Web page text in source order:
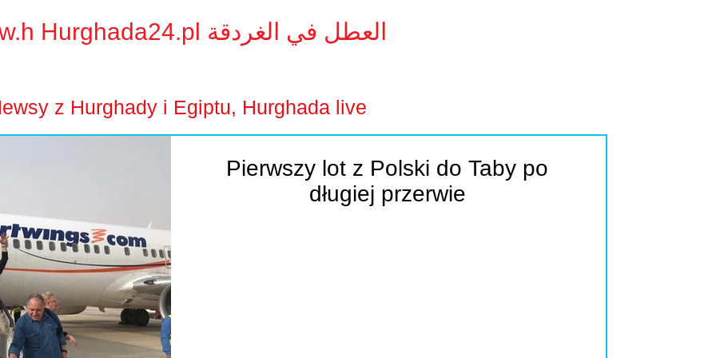
Hurghada24.pl العطل في الغردقة
z Hurghady i Egiptu, Hurghada live
Pierwszy lot z Polski do Taby po
długiej przerwie